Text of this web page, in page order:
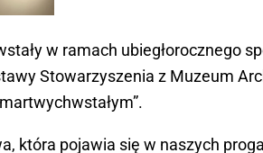
w ramach ubiegłorocznego
Stowarzyszenia z Muzeum
która pojawia się w naszych